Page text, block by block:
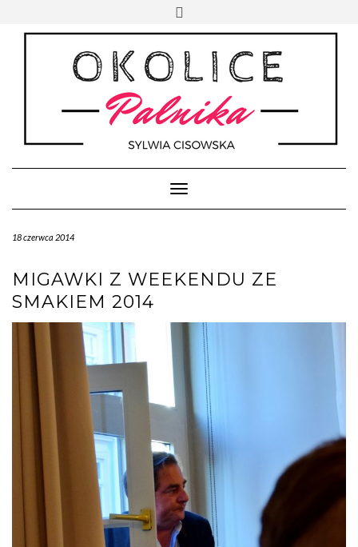
content
Toggle Navigation
18 czerwca 2014
MIGAWKI Z WEEKENDU ZE
SMAKIEM 2014